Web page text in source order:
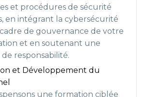
et procédures de sécurité
en intégrant la cybersécurité
de gouvernance de votre
et en soutenant une
responsabilité.
et Développement du
une formation ciblée